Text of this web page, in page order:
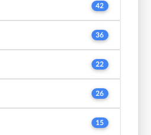
42
36
22
26
15